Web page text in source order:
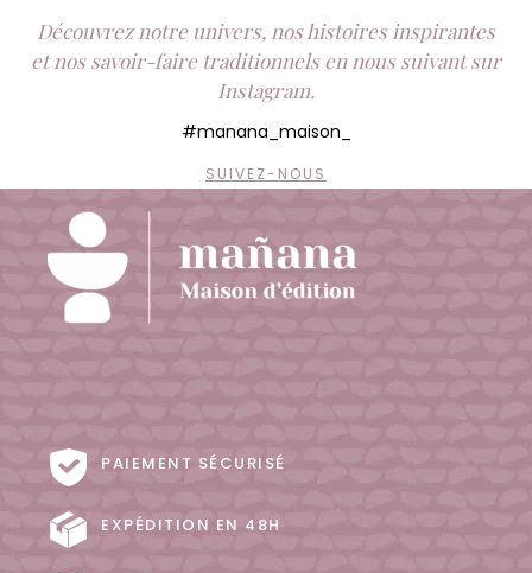
Découvrez notre univers, nos histoires inspirantes
et nos savoir-faire traditionnels en nous suivant sur
Instagram.
#manana_maison_
SUIVEZ-NOUS
PAIEMENT SÉCURISÉ
EXPÉDITION EN 48H